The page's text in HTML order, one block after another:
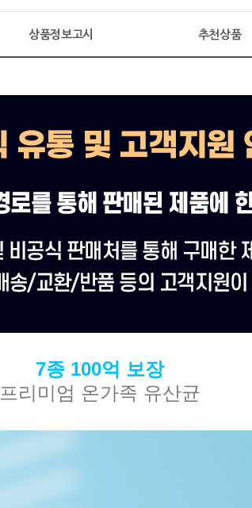
상품정보고시 추천상품
7종 100억 보장
프리미엄 온가족 유산균